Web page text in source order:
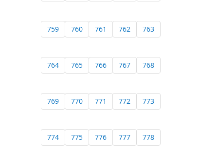
759 760 761 762 763
764 765 766 767 768
769 770 771 772 773
774 775 776 777 778